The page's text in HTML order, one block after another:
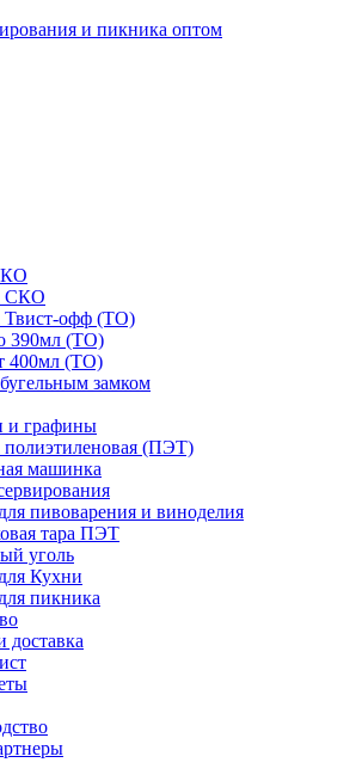
и пикника оптом
СКО
офф (ТО)
390мл (ТО)
400мл (ТО)
замком
и графины
(ПЭТ)
машинка
пивоварения и виноделия
тара ПЭТ
уголь
Кухни
пикника
доставка